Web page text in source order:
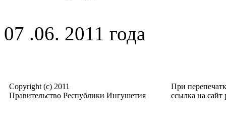
07 .06. 2011 года
Copyright (c) 2011
Правительство Республики Ингушетия
При
ссылка на сайт